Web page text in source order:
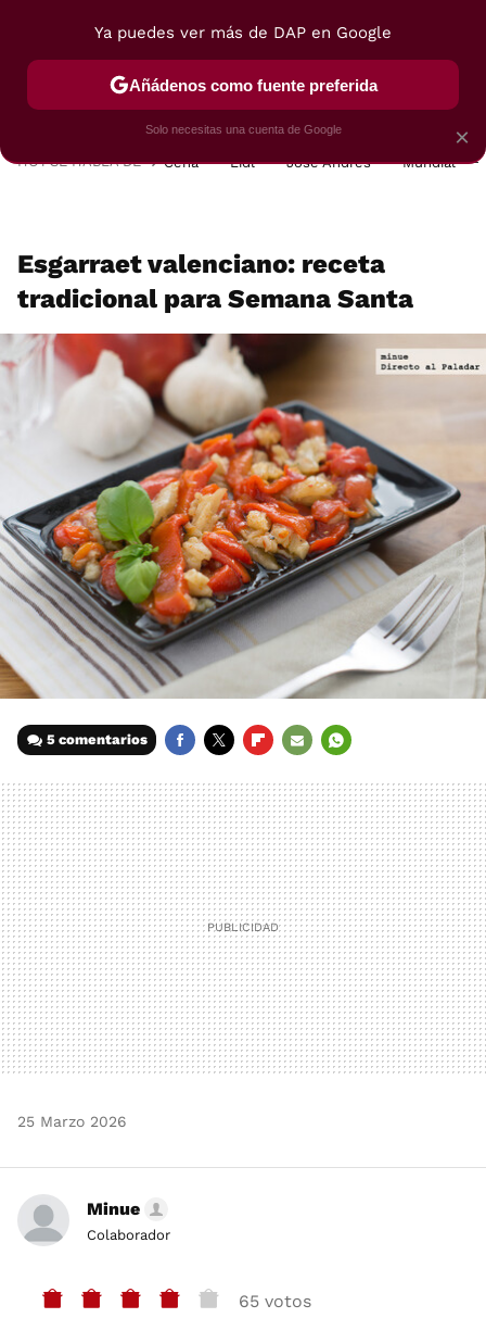
POSTRES VIAJES SELECCIÓN VEGUI
HOY SE HABLA DE Cena Lidl José Andrés Mundial
Esgarraet valenciano: receta
tradicional para Semana Santa
5 comentarios
MAIL
25 Marzo 2026
Minue
Colaborador
65 votos
×
Ya puedes ver más de DAP en Google
Añádenos como fuente preferida
Solo necesitas una cuenta de Google